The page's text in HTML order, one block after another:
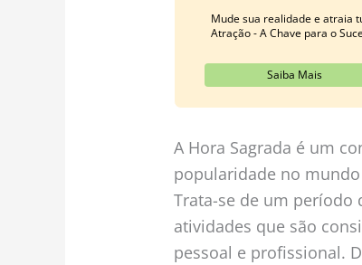
Mude sua realidade e atraia
Atração - A Chave para o
Saiba Mais
A Hora Sagrada é um
popularidade no
Trata-se de um período
atividades que são
pessoal e profissional.